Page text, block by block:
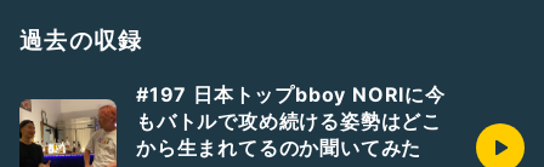
#bboy #ブレイクダンス
#breakin
#bboying
#ダンスレッスン #アラダンスレッスン #ARAレッスン
#ダンスの練習時間
過去の収録
#197 日本トップbboy NORIに今
もバトルで攻め続ける姿勢はどこ
から生まれてるのか聞いてみた